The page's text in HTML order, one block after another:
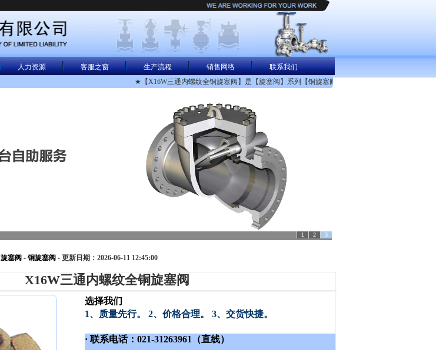
人力资源 客服之窗 生产流程 销售网络
联系我们
★【X16W三通内螺纹全铜旋塞阀】是【旋塞阀】系列【铜旋塞阀】类目下的产品。上海能恩阀
1 2 3
旋塞阀 - 铜旋塞阀 - 更新日期：2026-06-11 12:45:00
X16W三通内螺纹全铜旋塞阀
选择我们
1、质量先行。 2、价格合理。 3、交货快捷。
· 联系电话：021-31263961（直线）